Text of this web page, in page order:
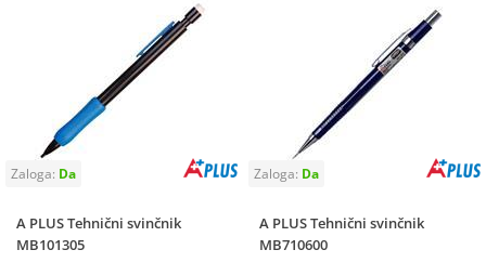
A PLUS Tehnični svinčnik
MB101305
A PLUS Tehnični svinčnik
MB710600